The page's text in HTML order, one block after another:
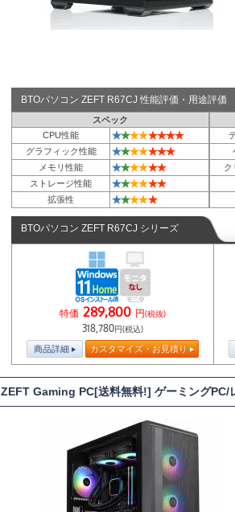
BTOパソコン ZEFT R67CJ 性能評価・用途評価
スペック
CPU性能
★★★★★★★★
グラフィック性能
★★★★★★★
メモリ性能
★★★★★★ ク
ストレージ性能
★★★★★★
拡張性
★★★★★
BTOパソコン ZEFT R67CJ シリーズ
特価 289,800 円(税抜)
318,780円(税込)
商品詳細 カスタマイズ・お見積り
ZEFT Gaming PC[送料無料!] ゲーミングPC/